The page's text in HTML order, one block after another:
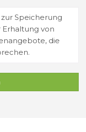
Speicherung
von
die